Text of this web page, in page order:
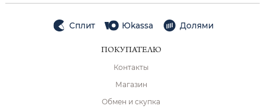
Сплит Юkassa Долями
ПОКУПАТЕЛЮ
Контакты
Магазин
Обмен и скупка